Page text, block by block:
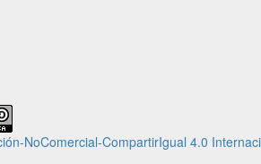
NoComercial-CompartirIgual 4.0